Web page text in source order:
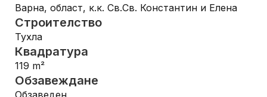
Варна, област, к.к. Св.Св. Константин и Елена
Строителство
Тухла
Квадратура
119 m²
Обзавеждане